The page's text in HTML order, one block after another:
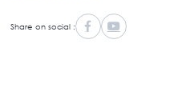
Share on social :